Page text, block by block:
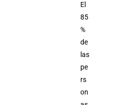
El
85
%
de
las
pe
rs
on